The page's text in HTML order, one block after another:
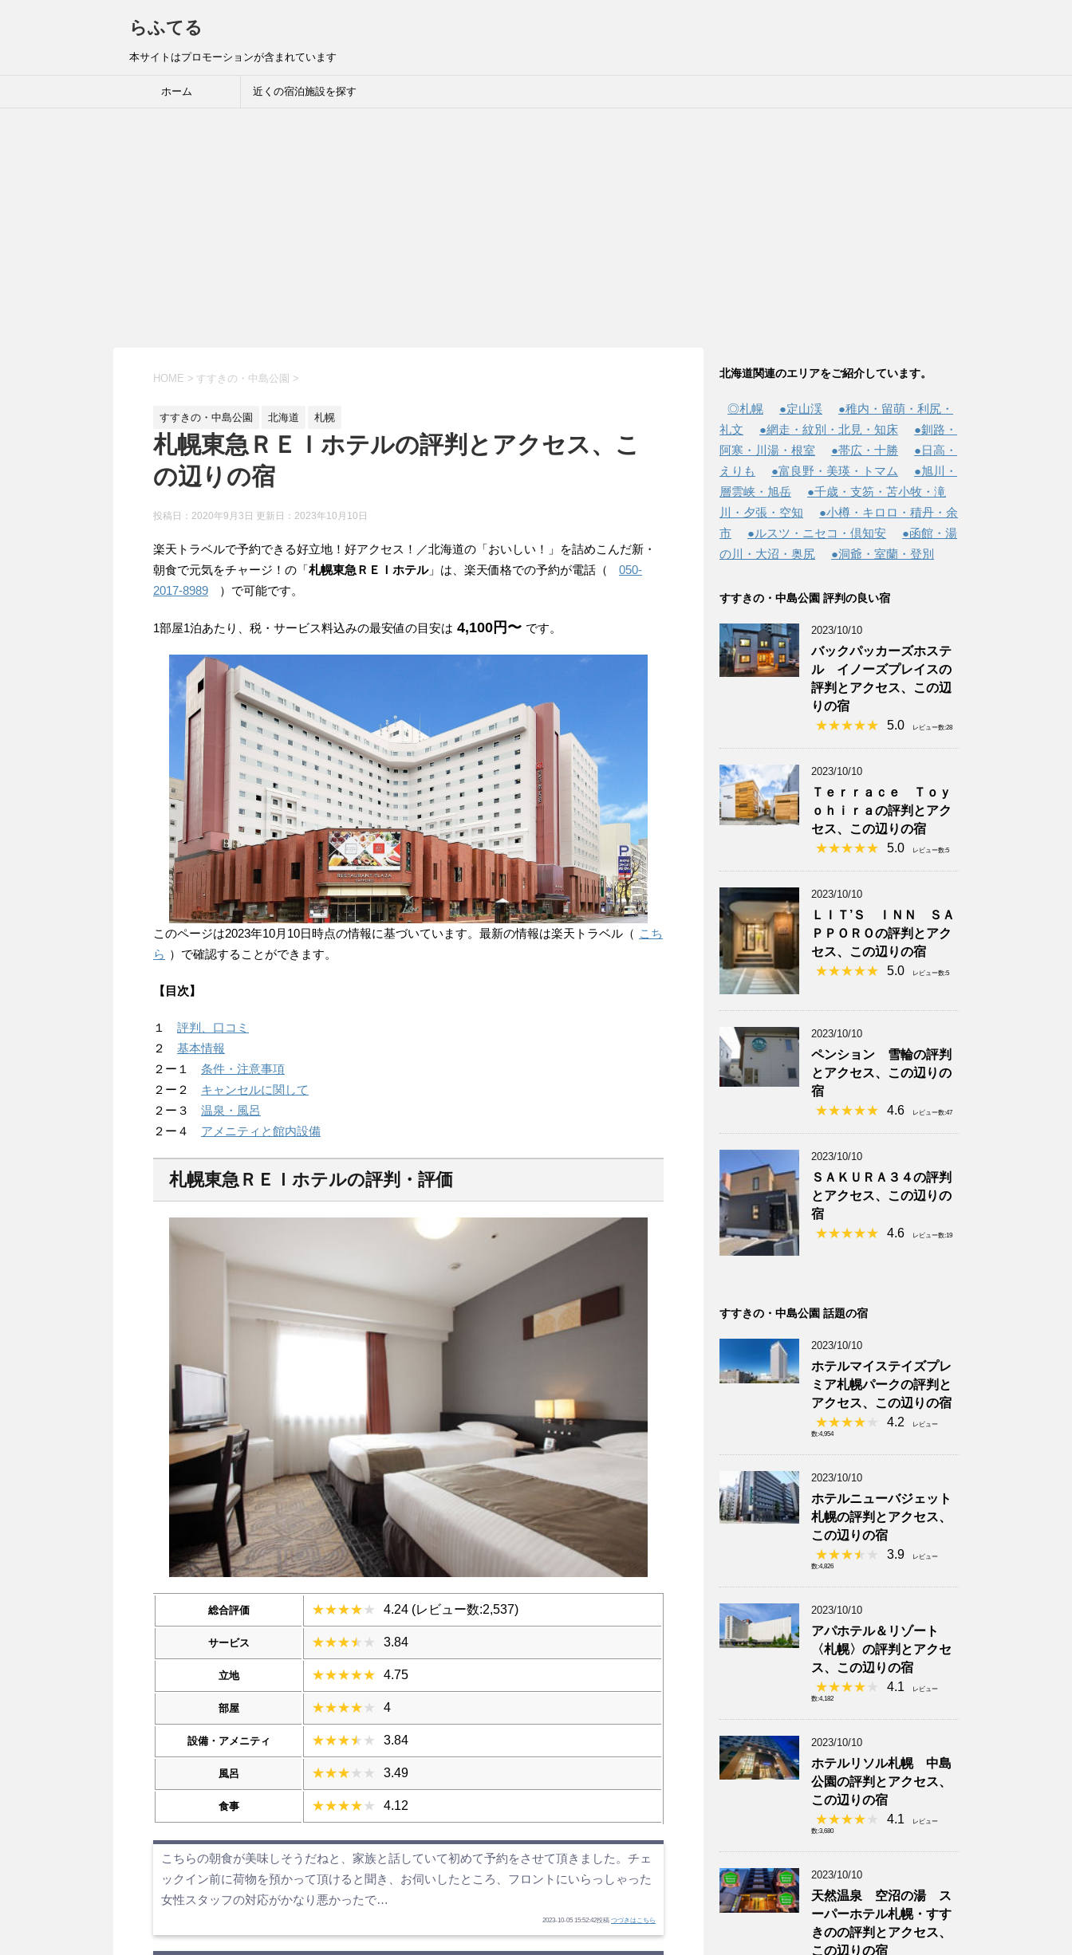
らふてる
本サイトはプロモーションが含まれています
ホーム 近くの宿泊施設を探す
HOME > すすきの・中島公園 >
すすきの・中島公園 北海道 札幌
札幌東急ＲＥＩホテルの評判とアクセス、こ
の辺りの宿
投稿日：2020年9月3日 更新日： 2023年10月10日
楽天トラベルで予約できる好立地！好アクセス！／北海道の「おいしい！」を詰めこんだ新・
朝食で元気をチャージ！の「札幌東急ＲＥＩホテル」は、楽天価格での予約が電話（
050-
2017-8989
）で可能です。
1部屋1泊あたり、税・サービス料込みの最安値の目安は 4,100円〜 です。
このページは2023年10月10日時点の情報に基づいています。最新の情報は楽天トラベル（ こち
ら ）で確認することができます。
【目次】
１ 評判、口コミ
２ 基本情報
２ー１ 条件・注意事項
２ー２ キャンセルに関して
２ー３ 温泉・風呂
２ー４ アメニティと館内設備
札幌東急ＲＥＩホテルの評判・評価
総合評価 4.24 (レビュー数:2,537)
サービス 3.84
立地 4.75
部屋 4
設備・アメニティ 3.84
風呂 3.49
食事 4.12
こちらの朝食が美味しそうだねと、家族と話していて初めて予約をさせて頂きました。チェ
ックイン前に荷物を預かって頂けると聞き、お伺いしたところ、フロントにいらっしゃった
女性スタッフの対応がかなり悪かったで…
2023-10-05 15:52:42投稿 つづきはこちら
北海道関連のエリアをご紹介しています。
◎札幌 ●定山渓
●稚内・留萌・利尻・
礼文
●網走・紋別・北見・知床
●釧路・
阿寒・川湯・根室
●帯広・十勝
●日高・
えりも
●富良野・美瑛・トマム
●旭川・
層雲峡・旭岳
●千歳・支笏・苫小牧・滝
川・夕張・空知
●小樽・キロロ・積丹・余
市
●ルスツ・ニセコ・倶知安
●函館・湯
の川・大沼・奥尻
●洞爺・室蘭・登別
すすきの・中島公園 評判の良い宿
2023/10/10
バックパッカーズホステ
ル イノーズプレイスの
評判とアクセス、この辺
りの宿
5.0
レビュー数:28
2023/10/10
Ｔｅｒｒａｃｅ Ｔｏｙ
ｏｈｉｒａの評判とアク
セス、この辺りの宿
5.0
レビュー数:5
2023/10/10
ＬＩＴ’Ｓ ＩＮＮ ＳＡ
ＰＰＯＲＯの評判とアク
セス、この辺りの宿
5.0
レビュー数:5
2023/10/10
ペンション 雪輪の評判
とアクセス、この辺りの
宿
4.6
レビュー数:47
2023/10/10
ＳＡＫＵＲＡ３４の評判
とアクセス、この辺りの
宿
4.6
レビュー数:19
すすきの・中島公園 話題の宿
2023/10/10
ホテルマイステイズプレ
ミア札幌パークの評判と
アクセス、この辺りの宿
4.2
レビュー
数:4,954
2023/10/10
ホテルニューバジェット
札幌の評判とアクセス、
この辺りの宿
3.9
レビュー
数:4,826
2023/10/10
アパホテル＆リゾート
〈札幌〉の評判とアクセ
ス、この辺りの宿
4.1
レビュー
数:4,182
2023/10/10
ホテルリソル札幌 中島
公園の評判とアクセス、
この辺りの宿
4.1
レビュー
数:3,680
2023/10/10
天然温泉 空沼の湯 ス
ーパーホテル札幌・すす
きのの評判とアクセス、
この辺りの宿